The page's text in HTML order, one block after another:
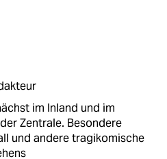
im Inland und im
Zentrale. Besondere
und andere tragikomische